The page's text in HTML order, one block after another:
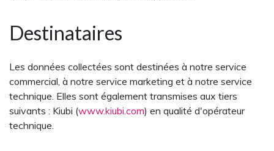
Destinataires
Les données collectées sont destinées à notre service
commercial, à notre service marketing et à notre service
technique. Elles sont également transmises aux tiers
suivants : Kiubi (www.kiubi.com) en qualité d'opérateur
technique.